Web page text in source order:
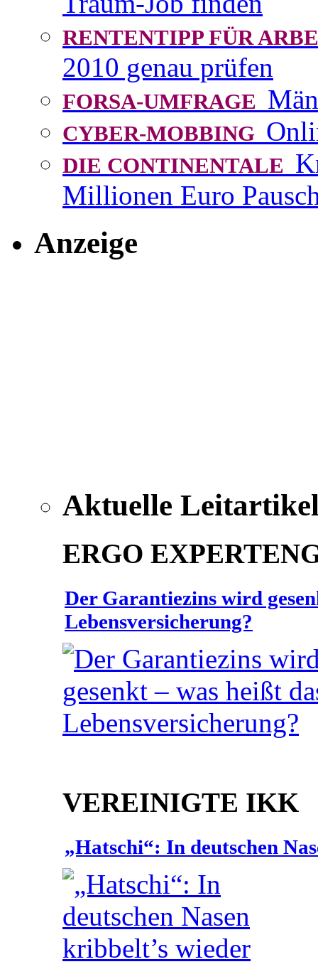
RENTENTIPP FÜR
2010 genau prüfen
FORSA-UMFRAGE
CYBER-MOBBING
DIE CONTINENTALE
Millionen Euro
Anzeige
Aktuelle
ERGO
Der Garantiezins wird
Lebensversicherung?
VEREINIGTE IKK
„Hatschi“: In deutschen